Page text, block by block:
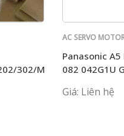
302/MHME/HM/402/
AC SERVO
Panasonic A5
082 042G1U
Giá: Liên hệ